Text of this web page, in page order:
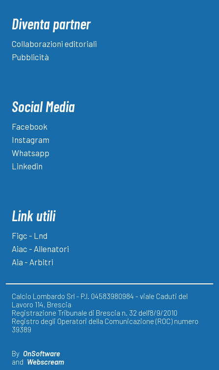
Diventa partner
Collaborazioni editoriali
Pubblicità
Social Media
Facebook
Instagram
Whatsapp
Linkedin
Link utili
Figc - Lnd
Aiac - Allenatori
Aia - Arbitri
Calcio Lombardo Srl - P.I. 04583980984 - viale Caduti del
Lavoro 114, Brescia
Registrazione Tribunale di Brescia n. 32 dell'8/9/2010
Registro degli Operatori della Comunicazione (ROC) numero
39389
By OnSoftware
and Webscream